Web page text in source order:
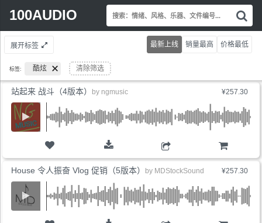
100AUDIO
Search
索
情
绪
乐
文
件
展开标签
标签: 酷炫 清除筛选
最新上线 销量最高 价格最低
¥257.30
站起来 战斗（4版本） by ngmusic
¥257.30
House 令人振奋 Vlog 促销（5版本） by MDStockSound